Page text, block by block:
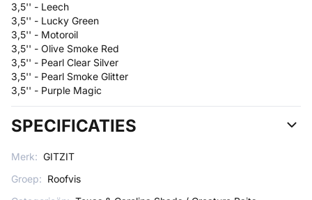
3,5'' - Leech
3,5'' - Lucky Green
3,5'' - Motoroil
3,5'' - Olive Smoke Red
3,5'' - Pearl Clear Silver
3,5'' - Pearl Smoke Glitter
3,5'' - Purple Magic
SPECIFICATIES
Merk: GITZIT
Groep: Roofvis